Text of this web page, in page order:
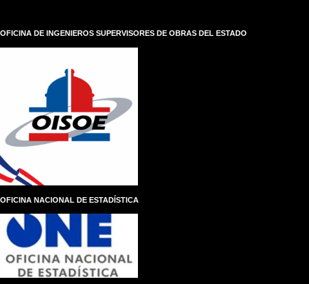
r
OFICINA DE INGENIEROS SUPERVISORES DE OBRAS DEL ESTADO
OFICINA NACIONAL DE ESTADÍSTICA